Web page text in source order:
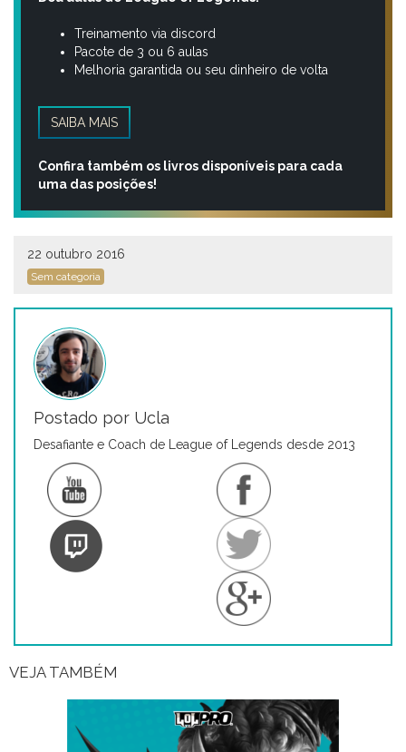
Treinamento via discord
Pacote de 3 ou 6 aulas
Melhoria garantida ou seu dinheiro de volta
SAIBA MAIS
Confira também os livros disponíveis para cada
uma das posições!
22 outubro 2016
Sem categoria
Postado por Ucla
Desafiante e Coach de League of Legends desde 2013
VEJA TAMBÉM